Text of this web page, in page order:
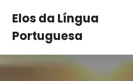
Elos da Língua
Portuguesa